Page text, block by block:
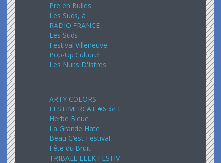
Pre en Bulles
Les Suds, à
RADIO FRANCE
Les Suds
Festival Villeneuve
Pop-Up Culturel
Les Nuits D'Istres
ARTY COLORS
FESTIMERCAT #6 de L
Herbe Bleue
La Grande Hate
Beau C'est Festival
Fête du Bruit
TRIBALE ELEK FESTIV